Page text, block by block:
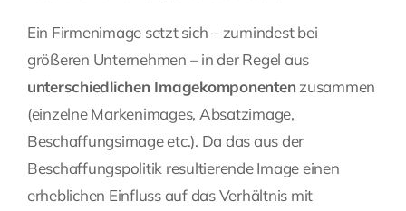
Ein Firmenimage setzt sich – zumindest bei
größeren Unternehmen – in der Regel aus
unterschiedlichen Imagekomponenten zusammen
(einzelne Markenimages, Absatzimage,
Beschaffungsimage etc.). Da das aus der
Beschaffungspolitik resultierende Image einen
erheblichen Einfluss auf das Verhältnis mit